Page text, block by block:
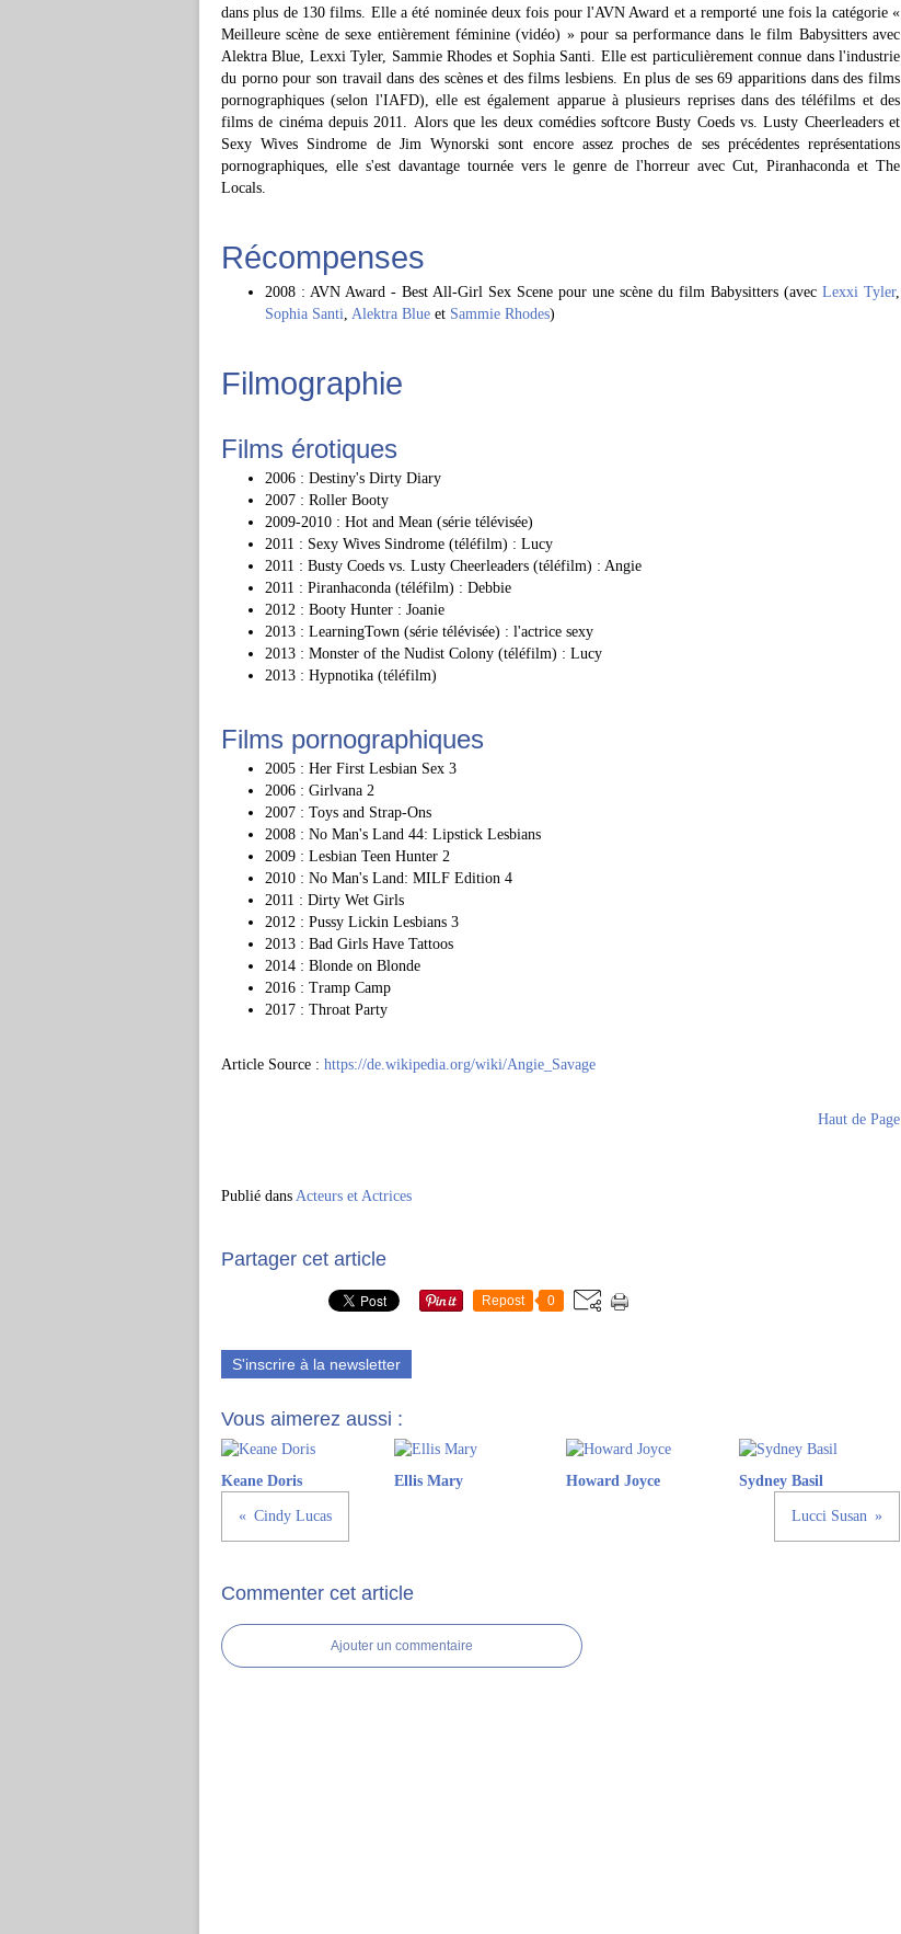
dans plus de 130 films. Elle a été nominée deux fois pour l'AVN Award et a remporté une fois la catégorie «
Meilleure scène de sexe entièrement féminine (vidéo) » pour sa performance dans le film Babysitters avec
Alektra Blue, Lexxi Tyler, Sammie Rhodes et Sophia Santi. Elle est particulièrement connue dans l'industrie
du porno pour son travail dans des scènes et des films lesbiens. En plus de ses 69 apparitions dans des films
pornographiques (selon l'IAFD), elle est également apparue à plusieurs reprises dans des téléfilms et des
films de cinéma depuis 2011. Alors que les deux comédies softcore Busty Coeds vs. Lusty Cheerleaders et
Sexy Wives Sindrome de Jim Wynorski sont encore assez proches de ses précédentes représentations
pornographiques, elle s'est davantage tournée vers le genre de l'horreur avec Cut, Piranhaconda et The
Locals.
Récompenses
2008 : AVN Award - Best All-Girl Sex Scene pour une scène du film Babysitters (avec Lexxi Tyler,
Sophia Santi, Alektra Blue et Sammie Rhodes)
Filmographie
Films érotiques
2006 : Destiny's Dirty Diary
2007 : Roller Booty
2009-2010 : Hot and Mean (série télévisée)
2011 : Sexy Wives Sindrome (téléfilm) : Lucy
2011 : Busty Coeds vs. Lusty Cheerleaders (téléfilm) : Angie
2011 : Piranhaconda (téléfilm) : Debbie
2012 : Booty Hunter : Joanie
2013 : LearningTown (série télévisée) : l'actrice sexy
2013 : Monster of the Nudist Colony (téléfilm) : Lucy
2013 : Hypnotika (téléfilm)
Films pornographiques
2005 : Her First Lesbian Sex 3
2006 : Girlvana 2
2007 : Toys and Strap-Ons
2008 : No Man's Land 44: Lipstick Lesbians
2009 : Lesbian Teen Hunter 2
2010 : No Man's Land: MILF Edition 4
2011 : Dirty Wet Girls
2012 : Pussy Lickin Lesbians 3
2013 : Bad Girls Have Tattoos
2014 : Blonde on Blonde
2016 : Tramp Camp
2017 : Throat Party
Article Source : https://de.wikipedia.org/wiki/Angie_Savage
Haut de Page
Publié dans Acteurs et Actrices
Partager cet article
Repost 0
S'inscrire à la newsletter
Vous aimerez aussi :
Keane Doris Ellis Mary Howard Joyce Sydney Basil
Cindy Lucas Lucci Susan
Commenter cet article
Ajouter un commentaire